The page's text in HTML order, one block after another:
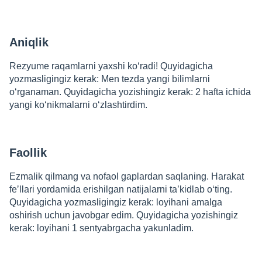
Aniqlik
Rezyume raqamlarni yaxshi koʻradi! Quyidagicha
yozmasligingiz kerak: Men tezda yangi bilimlarni
oʻrganaman. Quyidagicha yozishingiz kerak: 2 hafta ichida
yangi koʻnikmalarni oʻzlashtirdim.
Faollik
Ezmalik qilmang va nofaol gaplardan saqlaning. Harakat
feʼllari yordamida erishilgan natijalarni taʼkidlab oʻting.
Quyidagicha yozmasligingiz kerak: loyihani amalga
oshirish uchun javobgar edim. Quyidagicha yozishingiz
kerak: loyihani 1 sentyabrgacha yakunladim.